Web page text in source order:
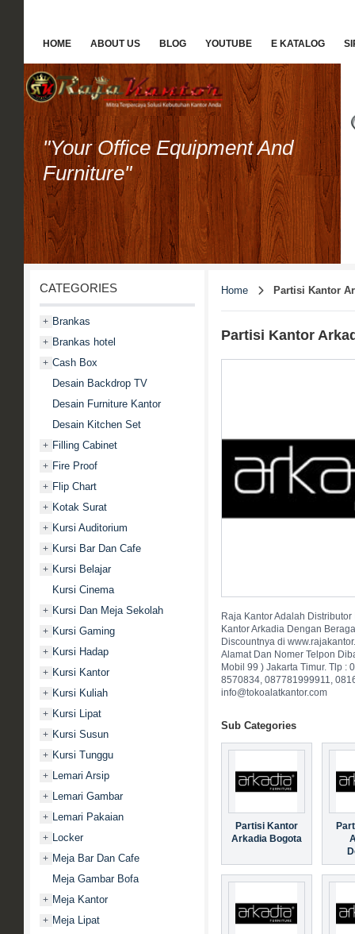
HOME ABOUT US BLOG YOUTUBE E KATALOG
"Your Office Equipment And
Furniture"
CATEGORIES
+ Brankas
+ Brankas hotel
+ Cash Box
Desain Backdrop TV
Desain Furniture Kantor
Desain Kitchen Set
+ Filling Cabinet
+ Fire Proof
+ Flip Chart
+ Kotak Surat
+ Kursi Auditorium
+ Kursi Bar Dan Cafe
+ Kursi Belajar
Kursi Cinema
+ Kursi Dan Meja Sekolah
+ Kursi Gaming
+ Kursi Hadap
+ Kursi Kantor
+ Kursi Kuliah
+ Kursi Lipat
+ Kursi Susun
+ Kursi Tunggu
+ Lemari Arsip
+ Lemari Gambar
+ Lemari Pakaian
+ Locker
+ Meja Bar Dan Cafe
Meja Gambar Bofa
+ Meja Kantor
+ Meja Lipat
Home Partisi Kantor
Partisi Kantor
Raja Kantor Adalah
Kantor Arkadia Dengan
Discountnya di
Alamat Dan Nomer Telpon
Mobil 99 ) Jakarta Timur. Tlp
8570834, 087781999911,
info@tokoalatkantor.com
Sub Categories
Partisi Kantor
Arkadia Bogota